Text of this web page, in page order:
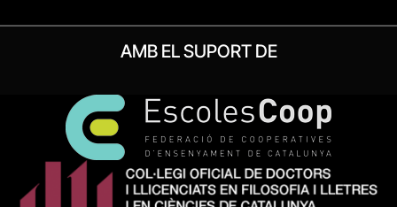
AMB EL SUPORT DE